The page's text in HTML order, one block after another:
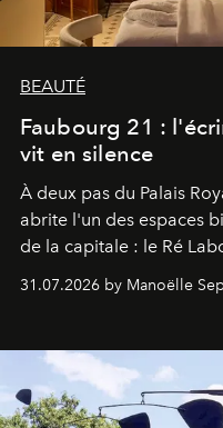
BEAUTÉ
Faubourg 21 :
vit en silence
À deux pas du Palais
abrite l'un des espaces
de la capitale : le Ré
31.07.2026 by Manoëlle